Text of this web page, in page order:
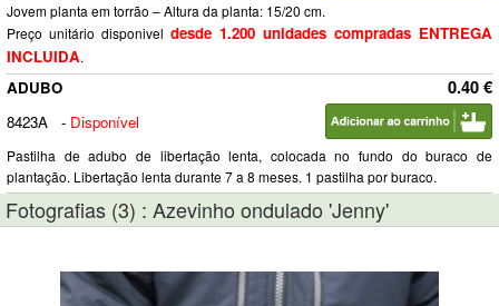
Jovem planta em torrão – Altura da planta: 15/20 cm.
Preço unitário disponivel desde 1.200 unidades compradas ENTREGA
INCLUIDA.
0.40 €
ADUBO
8423A
- Disponível
Pastilha de adubo de libertação lenta, colocada no fundo do buraco de
plantação. Libertação lenta durante 7 a 8 meses. 1 pastilha por buraco.
Fotografias (3) : Azevinho ondulado 'Jenny'